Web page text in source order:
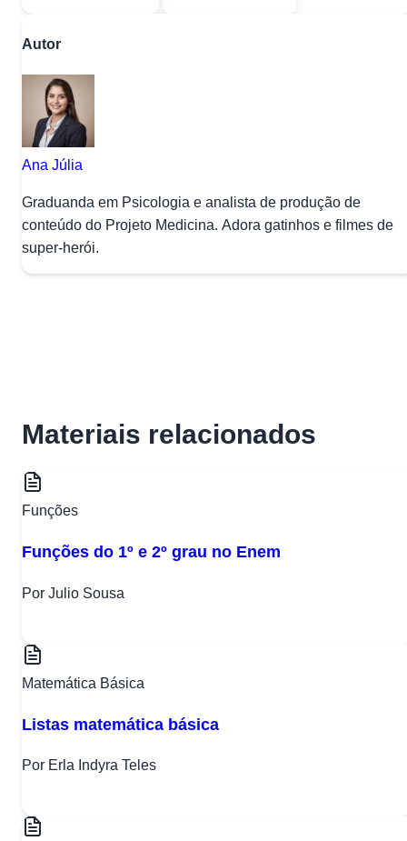
Autor
Ana Júlia
Graduanda em Psicologia e analista de produção de
conteúdo do Projeto Medicina. Adora gatinhos e filmes de
super-herói.
Materiais relacionados
Funções
Funções do 1º e 2º grau no Enem
Por Julio Sousa
Matemática Básica
Listas matemática básica
Por Erla Indyra Teles